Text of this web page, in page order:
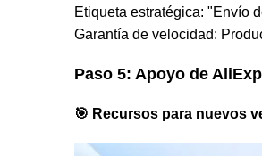
Etiqueta estratégica: "Envío
Garantía de velocidad:
Paso 5: Apoyo de
🎯 Recursos para nuevos